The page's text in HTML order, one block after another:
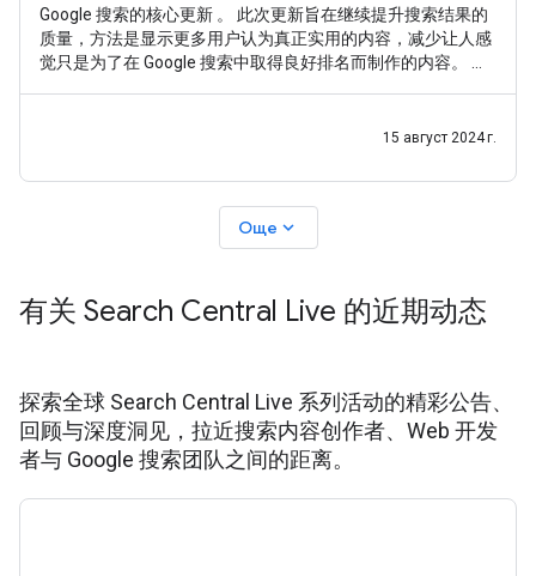
Google 搜索的核心更新 。 此次更新旨在继续提升搜索结果的
质量，方法是显示更多用户认为真正实用的内容，减少让人感
觉只是为了在 Google 搜索中取得良好排名而制作的内容。 在
一系列优质网站，包括与用户搜索内容相关的、提供实用原创
15 август 2024 г.
Още expand_more
有关 Search Central Live 的近期动态
探索全球 Search Central Live 系列活动的精彩公告、
回顾与深度洞见，拉近搜索内容创作者、Web 开发
者与 Google 搜索团队之间的距离。